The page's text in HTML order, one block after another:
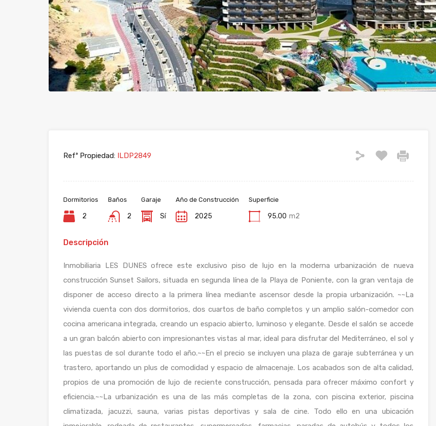
Refª Propiedad: ILDP2849
Dormitorios
2
Baños
2
Garaje
Sí
Año de Construcción
2025
Superficie
95.00 m2
Descripción
Inmobiliaria LES DUNES ofrece este exclusivo piso de lujo en la moderna urbanización de nueva
construcción Sunset Sailors, situada en segunda línea de la Playa de Poniente, con la gran ventaja de
disponer de acceso directo a la primera línea mediante ascensor desde la propia urbanización. ~~La
vivienda cuenta con dos dormitorios, dos cuartos de baño completos y un amplio salón-comedor con
cocina americana integrada, creando un espacio abierto, luminoso y elegante. Desde el salón se accede
a un gran balcón abierto con impresionantes vistas al mar, ideal para disfrutar del Mediterráneo, el sol y
las puestas de sol durante todo el año.~~En el precio se incluyen una plaza de garaje subterránea y un
trastero, aportando un plus de comodidad y espacio de almacenaje. Los acabados son de alta calidad,
propios de una promoción de lujo de reciente construcción, pensada para ofrecer máximo confort y
eficiencia.~~La urbanización es una de las más completas de la zona, con piscina exterior, piscina
climatizada, jacuzzi, sauna, varias pistas deportivas y sala de cine. Todo ello en una ubicación